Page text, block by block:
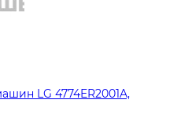
LG 4774ER2001A,